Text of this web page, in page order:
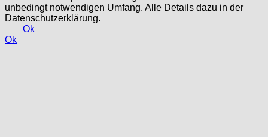
unbedingt notwendigen Umfang. Alle Details dazu in der
Datenschutzerklärung.
Ok
Ok